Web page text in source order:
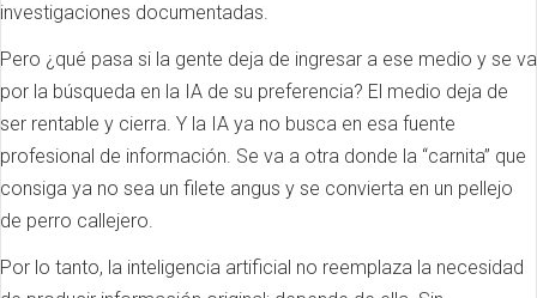
investigaciones documentadas.
Pero ¿qué pasa si la gente deja de ingresar a ese medio y se va
por la búsqueda en la IA de su preferencia? El medio deja de
ser rentable y cierra. Y la IA ya no busca en esa fuente
profesional de información. Se va a otra donde la “carnita” que
consiga ya no sea un filete angus y se convierta en un pellejo
de perro callejero.
Por lo tanto, la inteligencia artificial no reemplaza la necesidad